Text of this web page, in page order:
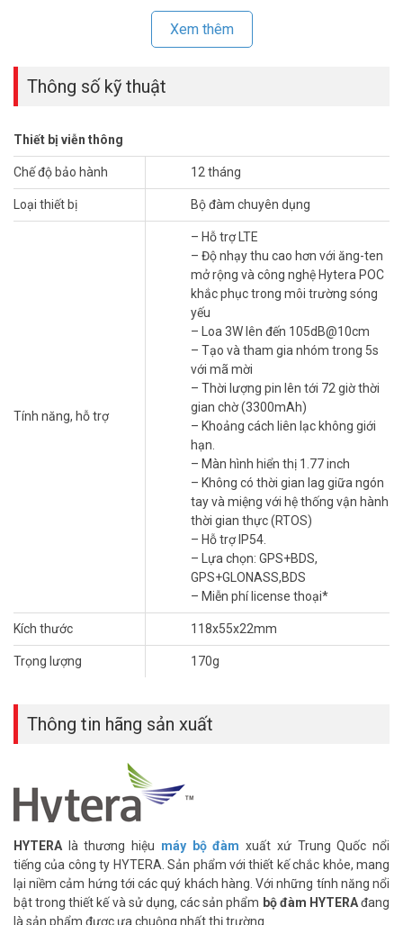
Điểm nổi bật của bộ đàm Hytera P30
Thiết kế được xây dựng có mục đích
Cung cấp cho bạn trải nghiệm siêu nhẹ với độ mỏng 22 mm đến
trọng lượng 170 g, từ kết cấu đến vỏ máy và thậm chí là các phím
Đảm bảo bạn giữ kết nối bất cứ nơi nào ngay cả trong thang máy,
các tòa nhà cao tầng hoặc dưới lòng đất, với thiết kế ăng-ten bên
ngoài và công nghệ sử dụng trong môi trường yếu Hytera POC.
Hãy để bạn tự tin nói chuyện tại thời điểm nhấn phím PTT. Không có
thời gian trễ giữa ngón tay và miệng của bạn, nhờ hệ điều hành thời
Cung cấp trải nghiệm âm thanh thực sự vượt trội -âm thanh rõ
ràng, trong trẻo, âm lượng lớn vượt trội nhưng vẫn rõ ràng trong
mỗi cuộc gọi.
Xem thêm
Thông số kỹ thuật
Thiết bị viễn thông
Chế độ bảo hành 12 tháng
Loại thiết bị Bộ đàm chuyên dụng
Tính năng, hỗ trợ
– Hỗ trợ LTE
– Độ nhạy thu cao hơn với ăng-ten
mở rộng và công nghệ Hytera POC
khắc phục trong môi trường sóng
yếu
– Loa 3W lên đến 105dB@10cm
– Tạo và tham gia nhóm trong 5s
với mã mời
– Thời lượng pin lên tới 72 giờ thời
gian chờ (3300mAh)
– Khoảng cách liên lạc không giới
hạn.
– Màn hình hiển thị 1.77 inch
– Không có thời gian lag giữa ngón
tay và miệng với hệ thống vận hành
thời gian thực (RTOS)
– Hỗ trợ IP54.
– Lựa chọn: GPS+BDS,
GPS+GLONASS,BDS
– Miễn phí license thoại*
Kích thước 118x55x22mm
Trọng lượng 170g
Thông tin hãng sản xuất
HYTERA là thương hiệu máy bộ đàm xuất xứ Trung Quốc nổi
tiếng của công ty HYTERA. Sản phẩm với thiết kế chắc khỏe, mang
lại niềm cảm hứng tới các quý khách hàng. Với những tính năng nổi
bật trong thiết kế và sử dụng, các sản phẩm bộ đàm HYTERAđang
là sản phẩm được ưa chuộng nhất thị trường.